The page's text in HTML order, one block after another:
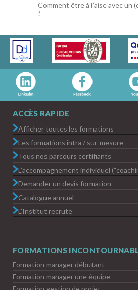
Comment être à l’aise avec un
?
ACCÈS RAPIDE
Afficher toutes les formations
Les formations intra / sur-mesure
Tous nos parcours certifiants
L’accompagnement individuel
Demander un devis formation
Catalogue annuel
L’Institut recrute
FORMATIONS
Formation manager débutant
Formation manager une équipe